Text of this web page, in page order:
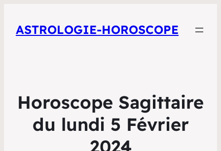
ASTROLOGIE-HOROSCOPE
Horoscope Sagittaire
du lundi 5 Février
2024